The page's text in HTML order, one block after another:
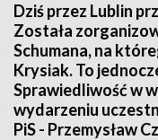
Dziś przez Lublin
Została
Schumana, na
Krysiak. To
Sprawiedliwość w
wydarzeniu
PiS - Przemysław